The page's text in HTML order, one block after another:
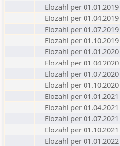
Elozahl per 01.01.2019
Elozahl per 01.04.2019
Elozahl per 01.07.2019
Elozahl per 01.10.2019
Elozahl per 01.01.2020
Elozahl per 01.04.2020
Elozahl per 01.07.2020
Elozahl per 01.10.2020
Elozahl per 01.01.2021
Elozahl per 01.04.2021
Elozahl per 01.07.2021
Elozahl per 01.10.2021
Elozahl per 01.01.2022